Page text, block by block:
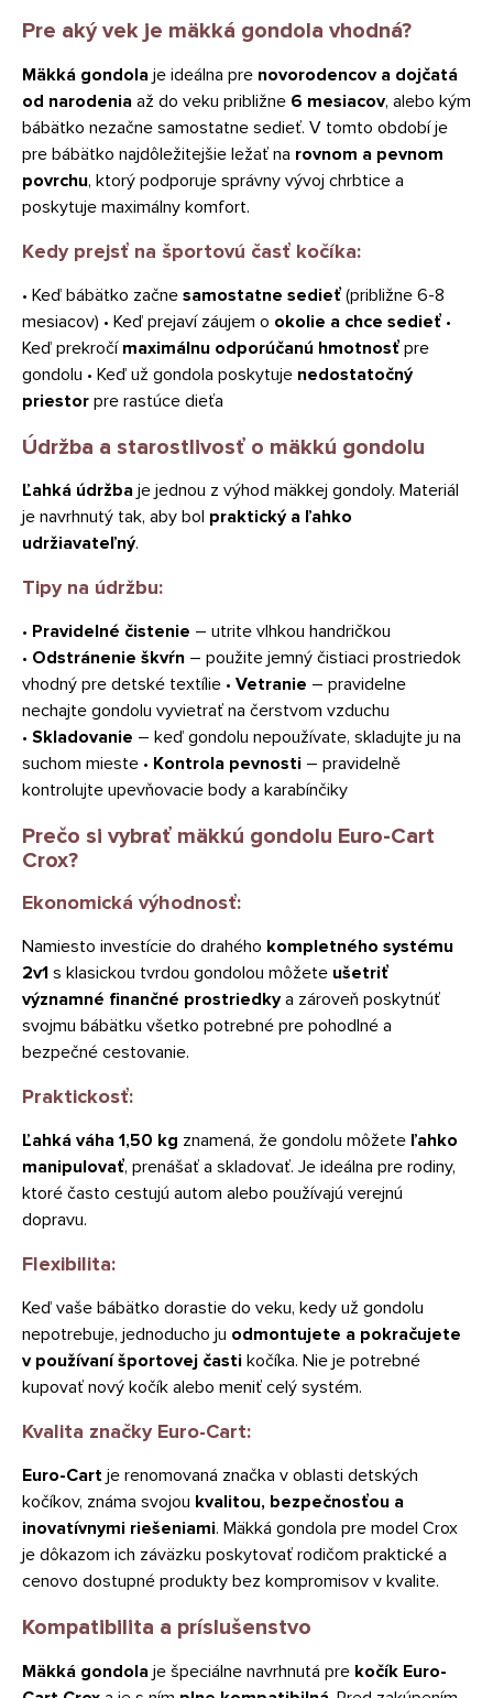
Pre aký vek je mäkká gondola vhodná?
Mäkká gondola je ideálna pre novorodencov a dojčatá
od narodenia až do veku približne 6 mesiacov, alebo kým
bábätko nezačne samostatne sedieť. V tomto období je
pre bábätko najdôležitejšie ležať na rovnom a pevnom
povrchu, ktorý podporuje správny vývoj chrbtice a
poskytuje maximálny komfort.
Kedy prejsť na športovú časť kočíka:
• Keď bábätko začne samostatne sedieť (približne 6-8
mesiacov) • Keď prejaví záujem o okolie a chce sedieť •
Keď prekročí maximálnu odporúčanú hmotnosť pre
gondolu • Keď už gondola poskytuje nedostatočný
priestor pre rastúce dieťa
Údržba a starostlivosť o mäkkú gondolu
Ľahká údržba je jednou z výhod mäkkej gondoly. Materiál
je navrhnutý tak, aby bol praktický a ľahko
udržiavateľný.
Tipy na údržbu:
• Pravidelné čistenie – utrite vlhkou handričkou
• Odstránenie škvŕn – použite jemný čistiaci prostriedok
vhodný pre detské textílie • Vetranie – pravidelne
nechajte gondolu vyvietrať na čerstvom vzduchu
• Skladovanie – keď gondolu nepoužívate, skladujte ju na
suchom mieste • Kontrola pevnosti – pravidelně
kontrolujte upevňovacie body a karabínčiky
Prečo si vybrať mäkkú gondolu Euro-Cart
Crox?
Ekonomická výhodnosť:
Namiesto investície do drahého kompletného systému
2v1 s klasickou tvrdou gondolou môžete ušetriť
významné finančné prostriedky a zároveň poskytnúť
svojmu bábätku všetko potrebné pre pohodlné a
bezpečné cestovanie.
Praktickosť:
Ľahká váha 1,50 kg znamená, že gondolu môžete ľahko
manipulovať, prenášať a skladovať. Je ideálna pre rodiny,
ktoré často cestujú autom alebo používajú verejnú
dopravu.
Flexibilita:
Keď vaše bábätko dorastie do veku, kedy už gondolu
nepotrebuje, jednoducho ju odmontujete a pokračujete
v používaní športovej časti kočíka. Nie je potrebné
kupovať nový kočík alebo meniť celý systém.
Kvalita značky Euro-Cart:
Euro-Cart je renomovaná značka v oblasti detských
kočíkov, známa svojou kvalitou, bezpečnosťou a
inovatívnymi riešeniami. Mäkká gondola pre model Crox
je dôkazom ich záväzku poskytovať rodičom praktické a
cenovo dostupné produkty bez kompromisov v kvalite.
Kompatibilita a príslušenstvo
Mäkká gondola je špeciálne navrhnutá pre kočík Euro-